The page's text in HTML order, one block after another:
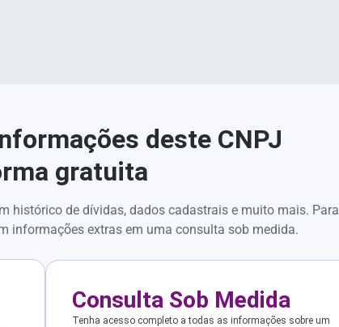
deste CNPJ
gratuita
histórico de dívidas, dados cadastrais e muito mais. Para
informações extras em uma consulta sob medida.
Consulta Sob Medida
Tenha acesso completo a todas as informações sobre um